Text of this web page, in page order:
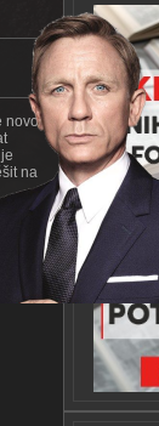
novou
na